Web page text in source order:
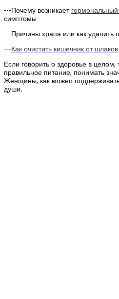
---Почему возникает
симптомы
---Причины храпа или как удалить
---Как очистить кишечник от шлаков
Если говорить о здоровье в
правильное питание, понимать
Женщины, как можно
души.